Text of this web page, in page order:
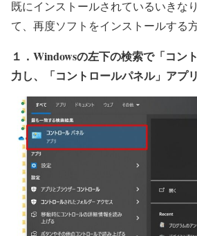
既にインストールされているいきな
て、再度ソフトをインストールする
１．Windowsの左下の検索で「コン
力し、「コントロールパネル」アプ